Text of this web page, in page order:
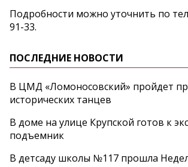
Подробности можно уточнить по
91-33.
ПОСЛЕДНИЕ НОВОСТИ
В ЦМД «Ломоносовский» пройдет
исторических танцев
В доме на улице Крупской готов к
подъемник
В детсаду школы №117 прошла